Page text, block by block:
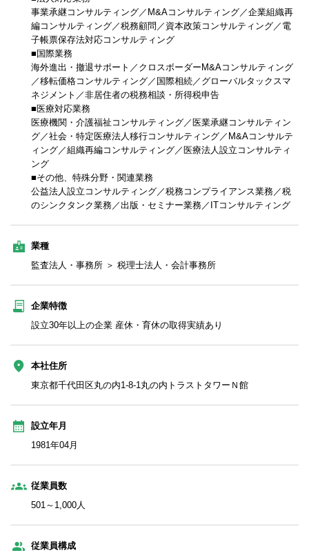
事業承継コンサルティング／M&Aコンサルティング／企業組織再
編コンサルティング／税務顧問／資本政策コンサルティング／電
子帳票保存法対応コンサルティング
■国際業務
海外進出・撤退サポート／クロスボーダーM&Aコンサルティング
／移転価格コンサルティング／国際相続／グローバルタックスマ
ネジメント／非居住者の税務相談・所得税申告
■医療対応業務
医療機関・介護福祉コンサルティング／医業承継コンサルティン
グ／社会・特定医療法人移行コンサルティング／M&Aコンサルテ
ィング／組織再編コンサルティング／医療法人設立コンサルティ
ング
■その他、特殊分野・関連業務
公益法人設立コンサルティング／税務コンプライアンス業務／税
のシンクタンク業務／出版・セミナー業務／ITコンサルティング
業種
監査法人・事務所 ＞ 税理士法人・会計事務所
企業特徴
設立30年以上の企業 産休・育休の取得実績あり
本社住所
東京都千代田区丸の内1-8-1丸の内トラストタワーＮ館
設立年月
1981年04月
従業員数
501～1,000人
従業員構成